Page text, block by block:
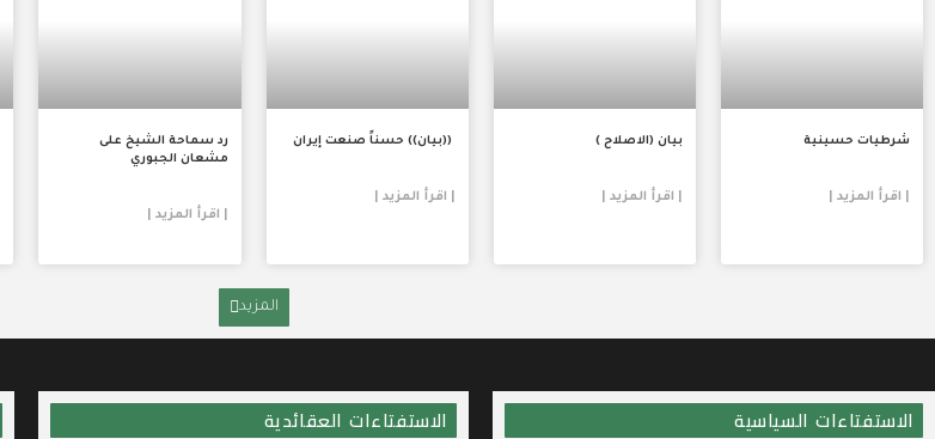
شرطيات حسينية
| اقرأ المزيد |
بيان (الاصلاح )
| اقرأ المزيد |
((بيان)) حسناً صنعت إيران
| اقرأ المزيد |
رد سماحة الشيخ على
مشعان الجبوري
| اقرأ المزيد |
المزيد
الاستفتاءات السياسية الاستفتاءات العقائدية